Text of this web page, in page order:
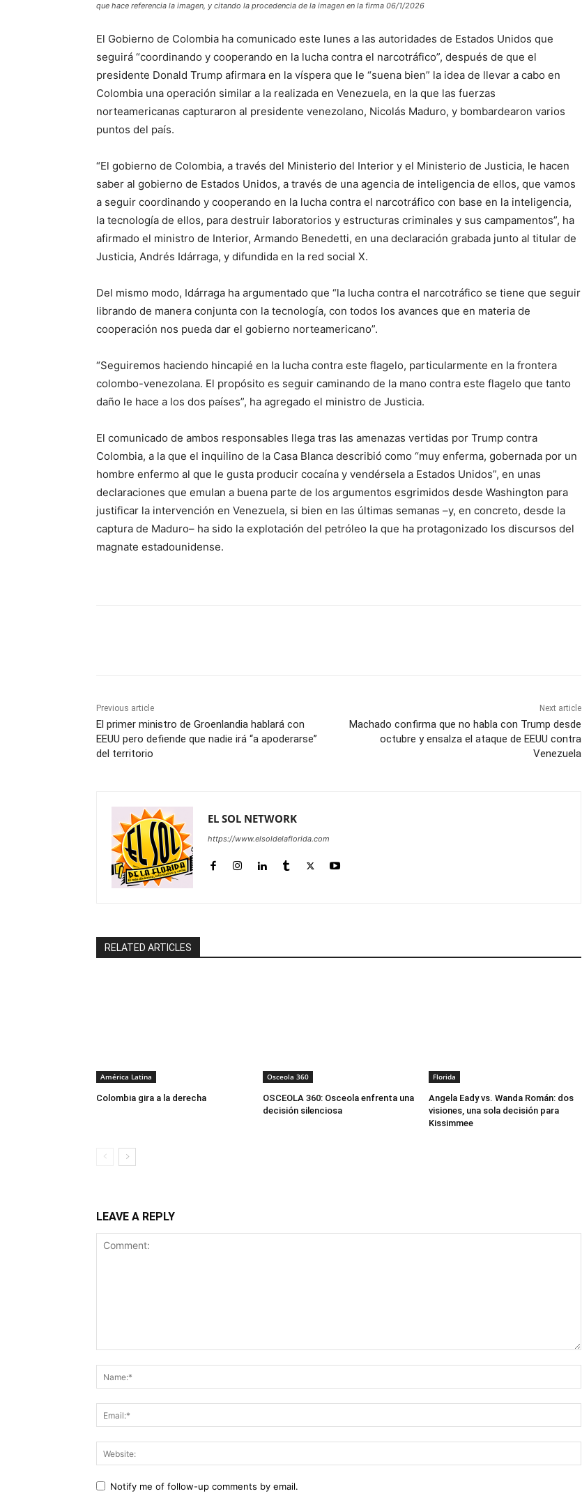
que hace referencia la imagen, y citando la procedencia de la imagen en la firma 06/1/2026
El Gobierno de Colombia ha comunicado este lunes a las autoridades de Estados Unidos que
seguirá “coordinando y cooperando en la lucha contra el narcotráfico”, después de que el
presidente Donald Trump afirmara en la víspera que le “suena bien” la idea de llevar a cabo en
Colombia una operación similar a la realizada en Venezuela, en la que las fuerzas
norteamericanas capturaron al presidente venezolano, Nicolás Maduro, y bombardearon varios
puntos del país.
“El gobierno de Colombia, a través del Ministerio del Interior y el Ministerio de Justicia, le hacen
saber al gobierno de Estados Unidos, a través de una agencia de inteligencia de ellos, que vamos
a seguir coordinando y cooperando en la lucha contra el narcotráfico con base en la inteligencia,
la tecnología de ellos, para destruir laboratorios y estructuras criminales y sus campamentos”, ha
afirmado el ministro de Interior, Armando Benedetti, en una declaración grabada junto al titular de
Justicia, Andrés Idárraga, y difundida en la red social X.
Del mismo modo, Idárraga ha argumentado que “la lucha contra el narcotráfico se tiene que seguir
librando de manera conjunta con la tecnología, con todos los avances que en materia de
cooperación nos pueda dar el gobierno norteamericano”.
“Seguiremos haciendo hincapié en la lucha contra este flagelo, particularmente en la frontera
colombo-venezolana. El propósito es seguir caminando de la mano contra este flagelo que tanto
daño le hace a los dos países”, ha agregado el ministro de Justicia.
El comunicado de ambos responsables llega tras las amenazas vertidas por Trump contra
Colombia, a la que el inquilino de la Casa Blanca describió como “muy enferma, gobernada por un
hombre enfermo al que le gusta producir cocaína y vendérsela a Estados Unidos”, en unas
declaraciones que emulan a buena parte de los argumentos esgrimidos desde Washington para
justificar la intervención en Venezuela, si bien en las últimas semanas –y, en concreto, desde la
captura de Maduro– ha sido la explotación del petróleo la que ha protagonizado los discursos del
magnate estadounidense.
Previous article
El primer ministro de Groenlandia hablará con
EEUU pero defiende que nadie irá “a apoderarse”
del territorio
Next article
Machado confirma que no habla con Trump desde
octubre y ensalza el ataque de EEUU contra
Venezuela
EL SOL NETWORK
https://www.elsoldelaflorida.com
RELATED ARTICLES
América Latina
Colombia gira a la derecha
Osceola 360
OSCEOLA 360: Osceola enfrenta una
decisión silenciosa
Florida
Angela Eady vs. Wanda Román: dos
visiones, una sola decisión para
Kissimmee
LEAVE A REPLY
Notify me of follow-up comments by email.